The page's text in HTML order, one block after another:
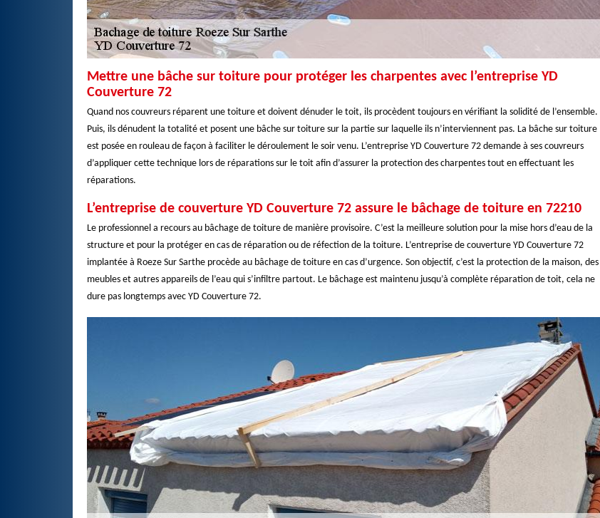
Mettre une bâche sur toiture pour protéger les charpentes avec l’entreprise YD
Couverture 72
Quand nos couvreurs réparent une toiture et doivent dénuder le toit, ils procèdent toujours en vérifiant la solidité de l’ensemble.
Puis, ils dénudent la totalité et posent une bâche sur toiture sur la partie sur laquelle ils n’interviennent pas. La bâche sur toiture
est posée en rouleau de façon à faciliter le déroulement le soir venu. L’entreprise YD Couverture 72 demande à ses couvreurs
d’appliquer cette technique lors de réparations sur le toit afin d’assurer la protection des charpentes tout en effectuant les
réparations.
L’entreprise de couverture YD Couverture 72 assure le bâchage de toiture en 72210
Le professionnel a recours au bâchage de toiture de manière provisoire. C’est la meilleure solution pour la mise hors d’eau de la
structure et pour la protéger en cas de réparation ou de réfection de la toiture. L’entreprise de couverture YD Couverture 72
implantée à Roeze Sur Sarthe procède au bâchage de toiture en cas d’urgence. Son objectif, c’est la protection de la maison, des
meubles et autres appareils de l’eau qui s’infiltre partout. Le bâchage est maintenu jusqu’à complète réparation de toit, cela ne
dure pas longtemps avec YD Couverture 72.